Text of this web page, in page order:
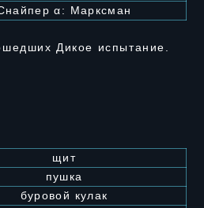
α: Марксман
Дикое испытание.
щит
пушка
буровой кулак